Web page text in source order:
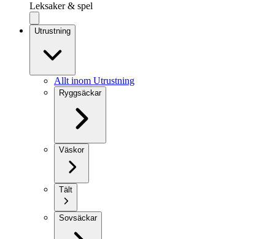
Leksaker & spel
Utrustning
Allt inom Utrustning
Ryggsäckar
Väskor
Tält
Sovsäckar